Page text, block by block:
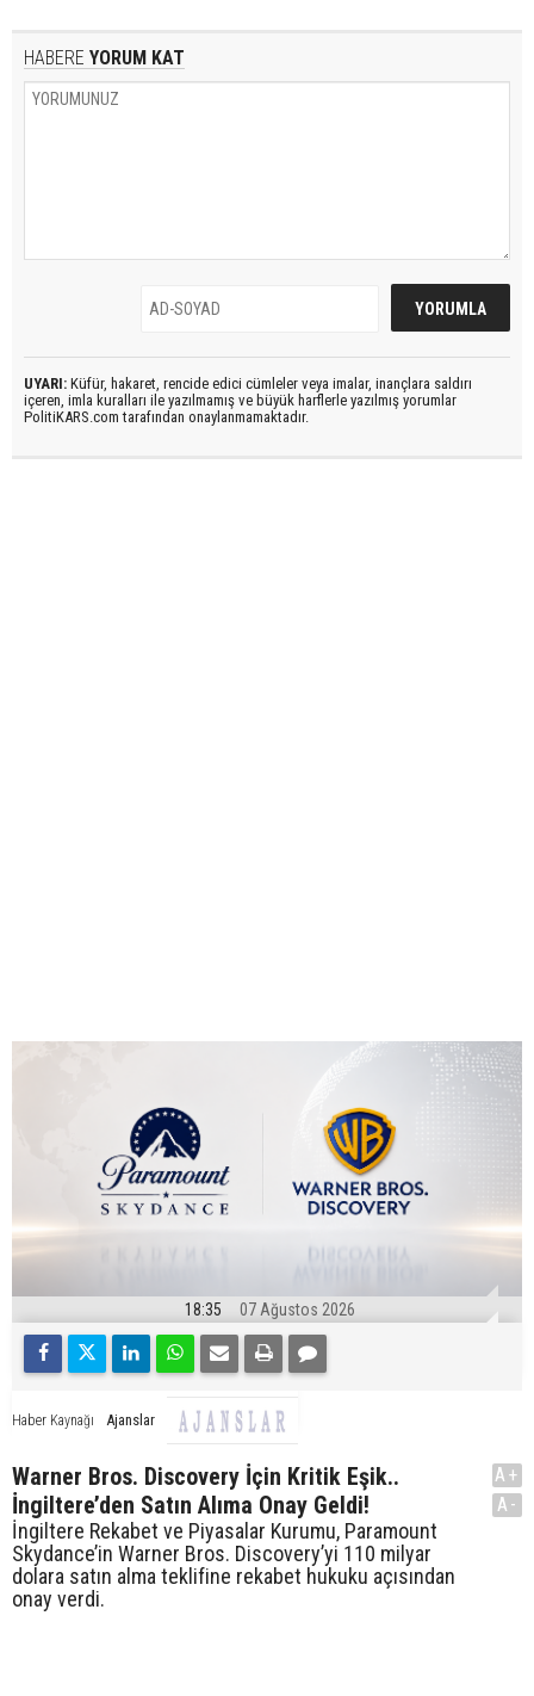
HABERE YORUM KAT
UYARI: Küfür, hakaret, rencide edici cümleler veya imalar, inançlara saldırı
içeren, imla kuralları ile yazılmamış ve büyük harflerle yazılmış yorumlar
PolitiKARS.com tarafından onaylanmamaktadır.
18:35 07 Ağustos 2026
Haber Kaynağı Ajanslar
Warner Bros. Discovery İçin Kritik Eşik..
İngiltere’den Satın Alıma Onay Geldi!
İngiltere Rekabet ve Piyasalar Kurumu, Paramount
Skydance’in Warner Bros. Discovery’yi 110 milyar
dolara satın alma teklifine rekabet hukuku açısından
onay verdi.
A+
A-